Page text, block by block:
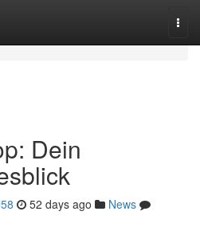
Dein
52 days ago
News